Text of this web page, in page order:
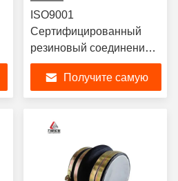
ISO9001
Сертифицированный
резиновый соединение
типа зажима для
смещения оси и
соединения трубных
Получите самую